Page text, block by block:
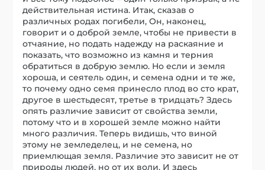
действительная истина. Итак, сказав о
различных родах погибели, Он, наконец,
говорит и о доброй земле, чтобы не привести в
отчаяние, но подать надежду на раскаяние и
показать, что возможно из камня и терния
обратиться в добрую землю. Но если и земля
хороша, и сеятель один, и семена одни и те же,
то почему одно семя принесло плод во сто крат,
другое в шестьдесят, третье в тридцать? Здесь
опять различие зависит от свойства земли,
потому что и в хорошей земле можно найти
много различия. Теперь видишь, что виной
этому не земледелец, и не семена, но
приемлющая земля. Различие это зависит не от
природы людей, но от их воли. И здесь